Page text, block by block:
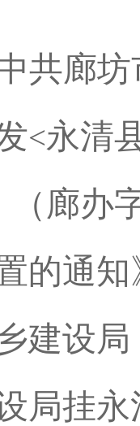
共廊
<永清
（廊办
的通知
建设
局挂